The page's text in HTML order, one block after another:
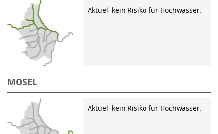
Aktuell kein Risiko für Hochwasser.
MOSEL
Aktuell kein Risiko für Hochwasser.